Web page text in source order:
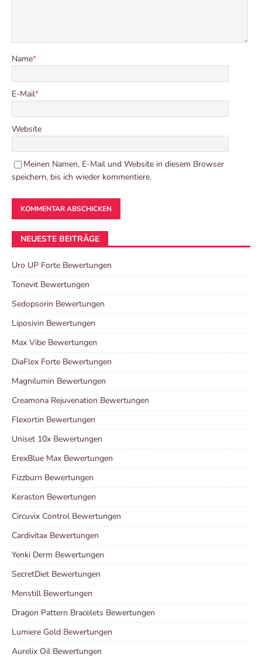
Name*
E-Mail*
Website
Meinen Namen, E-Mail und Website in diesem Browser
speichern, bis ich wieder kommentiere.
NEUESTE BEITRÄGE
Uro UP Forte Bewertungen
Tonevit Bewertungen
Sedopsorin Bewertungen
Liposivin Bewertungen
Max Vibe Bewertungen
DiaFlex Forte Bewertungen
Magnilumin Bewertungen
Creamona Rejuvenation Bewertungen
Flexortin Bewertungen
Uniset 10x Bewertungen
ErexBlue Max Bewertungen
Fizzburn Bewertungen
Keraston Bewertungen
Circuvix Control Bewertungen
Cardivitax Bewertungen
Yenki Derm Bewertungen
SecretDiet Bewertungen
Menstill Bewertungen
Dragon Pattern Bracelets Bewertungen
Lumiere Gold Bewertungen
Aurelix Oil Bewertungen